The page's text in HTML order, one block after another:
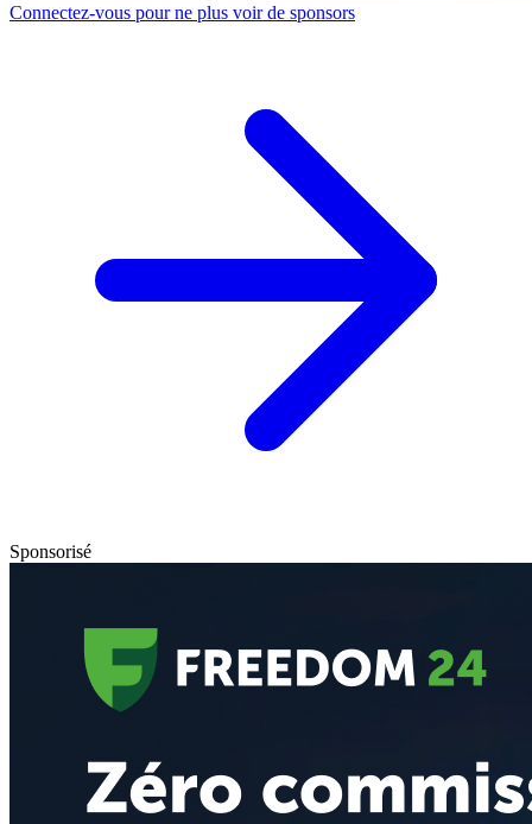
Connectez-vous pour ne plus voir de sponsors
Sponsorisé